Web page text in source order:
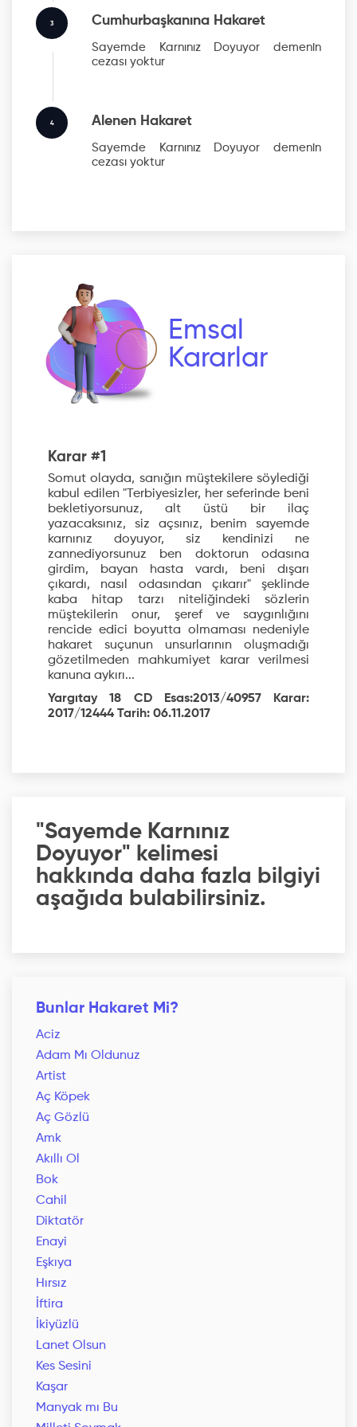
3 Cumhurbaşkanına Hakaret
Sayemde Karnınız Doyuyor demenin
cezası yoktur
4 Alenen Hakaret
Sayemde Karnınız Doyuyor demenin
cezası yoktur
Emsal
Kararlar
Karar #1
Somut olayda, sanığın müştekilere söylediği
kabul edilen "Terbiyesizler, her seferinde beni
bekletiyorsunuz, alt üstü bir ilaç
yazacaksınız, siz açsınız, benim sayemde
karnınız doyuyor, siz kendinizi ne
zannediyorsunuz ben doktorun odasına
girdim, bayan hasta vardı, beni dışarı
çıkardı, nasıl odasından çıkarır" şeklinde
kaba hitap tarzı niteliğindeki sözlerin
müştekilerin onur, şeref ve saygınlığını
rencide edici boyutta olmaması nedeniyle
hakaret suçunun unsurlarının oluşmadığı
gözetilmeden mahkumiyet karar verilmesi
kanuna aykırı...
Yargıtay 18 CD Esas:2013/40957 Karar:
2017/12444 Tarih: 06.11.2017
"Sayemde Karnınız
Doyuyor" kelimesi
hakkında daha fazla bilgiyi
aşağıda bulabilirsiniz.
Bunlar Hakaret Mi?
Aciz
Adam Mı Oldunuz
Artist
Aç Köpek
Aç Gözlü
Amk
Akıllı Ol
Bok
Cahil
Diktatör
Enayi
Eşkıya
Hırsız
İftira
İkiyüzlü
Lanet Olsun
Kes Sesini
Kaşar
Manyak mı Bu